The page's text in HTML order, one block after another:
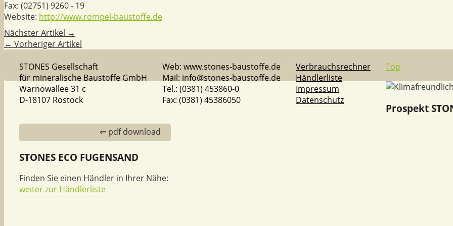
Fax: (02751) 9260 - 19
Website: http://www.rompel-baustoffe.de
Nächster Artikel →
← Vorheriger Artikel
STONES Gesellschaft
für mineralische Baustoffe GmbH
Warnowallee 31 c
D-18107 Rostock
Web: www.stones-baustoffe.de
Mail: info@stones-baustoffe.de
Tel.: (0381) 453860-0
Fax: (0381) 45386050
Verbrauchsrechner
Händlerliste
Impressum
Datenschutz
Top
Prospekt
⇐ pdf download
STONES ECO FUGENSAND
Finden Sie einen Händler in Ihrer Nähe:
weiter zur Händlerliste